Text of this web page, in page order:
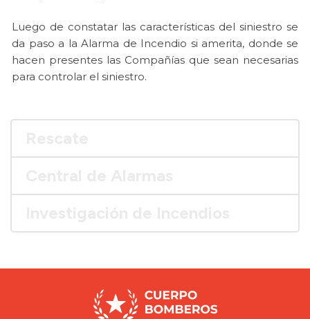
Luego de constatar las características del siniestro se
da paso a la Alarma de Incendio si amerita, donde se
hacen presentes las Compañías que sean necesarias
para controlar el siniestro.